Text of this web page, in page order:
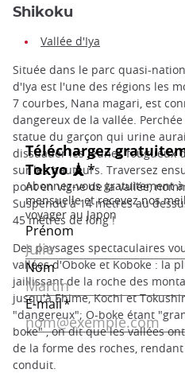
Shikoku
Vallée d'Iya
Située dans le parc quasi-
d'Iya est l'une des régions les
7 courbes, Nana magari, est
dangereux de la vallée.
statue du garçon qui urine
dissuader les jeunes fougueux
sur les hauteurs. Traversez
pont en vigne de la vallée,
Suspendu à 14 mètres au
45 mètres de long !
Des paysages spectaculaires
vallées d'Oboke et Koboke : la
jaillissant de la roche des
jusqu'à Ehime, Kochi et
"dangereux"; O-boke étant
boke" , on dit que les vallées
de la forme des roches,
conduit.